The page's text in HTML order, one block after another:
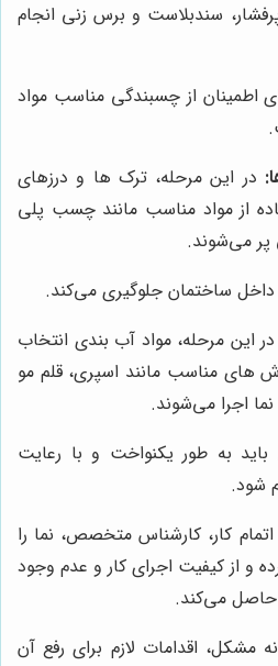
سندبلاست و برس زنی انجام
اطمینان از چسبندگی مناسب مواد
در این مرحله، ترک ها و درزهای
از مواد مناسب مانند چسب پلی
پر می‌شوند.
داخل ساختمان جلوگیری می‌کند.
در این مرحله، مواد آب بندی انتخاب
های مناسب مانند اسپری، قلم مو
اجرا می‌شوند.
به طور یکنواخت و با رعایت
شود.
کار، کارشناس متخصص، نما را
و از کیفیت اجرای کار و عدم وجود
حاصل می‌کند.
مشکل، اقدامات لازم برای رفع آن